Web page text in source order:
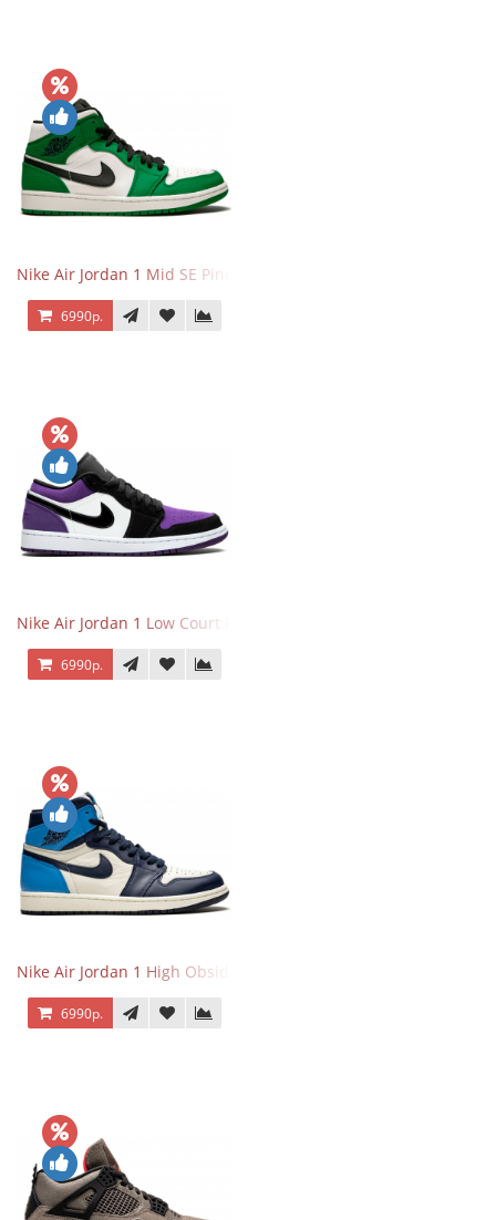
Nike Air Jordan 1 Mid SE Pine Green
6990р.
Nike Air Jordan 1 Low Court Purple
6990р.
Nike Air Jordan 1 High Obsidian University Blue
6990р.